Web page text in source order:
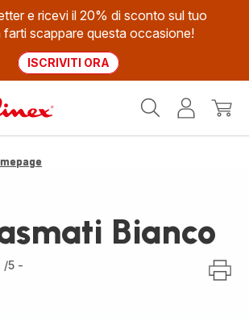
e ricevi il 20% di sconto sul tuo
farti scappare questa occasione!
ISCRIVITI ORA
Il
Bianco
/5 -